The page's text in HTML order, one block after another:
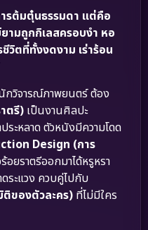
รต้มตุ๋นธรรมดา แต่คือ
มถูกกิเลสครอบงำ หอ
วิตที่ทั้งงดงาม เร่าร้อน
กวิจารณ์ภาพยนตร์ ต้อง
ตรี) เป็นงานศิลปะ
ะหลาด ตัวหนังมีความโดด
Design (การ
อยราตรีออกมาได้หรูหรา
ระแวง ควบคู่ไปกับ
ของตัวละคร) ที่ไม่มีใคร